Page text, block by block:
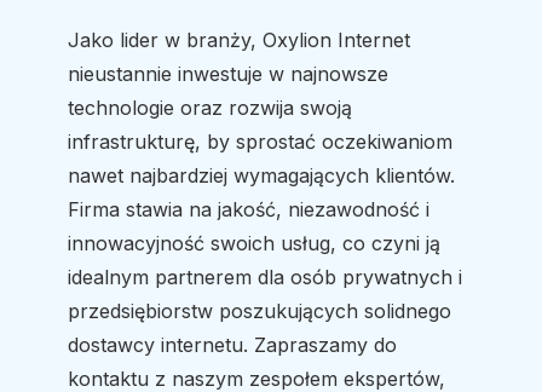
Jako lider w branży, Oxylion Internet
nieustannie inwestuje w najnowsze
technologie oraz rozwija swoją
infrastrukturę, by sprostać oczekiwaniom
nawet najbardziej wymagających klientów.
Firma stawia na jakość, niezawodność i
innowacyjność swoich usług, co czyni ją
idealnym partnerem dla osób prywatnych i
przedsiębiorstw poszukujących solidnego
dostawcy internetu. Zapraszamy do
kontaktu z naszym zespołem ekspertów,